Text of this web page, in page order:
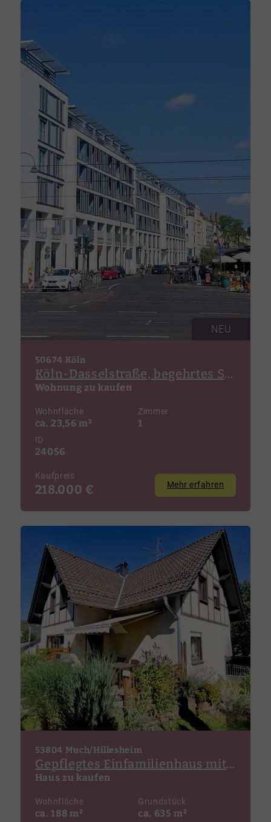
NEU
50674 Köln
Köln-Dasselstraße, begehrtes Studentenappartement in unmittelbarer Uni-Nähe!
Wohnung zu kaufen
Wohnfläche
ca. 23,56 m²
Zimmer
1
ID
24056
Kaufpreis
218.000 € Mehr erfahren
53804 Much/Hillesheim
Gepflegtes Einfamilienhaus mit Einliegerwohnung und Garage in Much-Hillesheim
Haus zu kaufen
Wohnfläche
ca. 188 m²
Grundstück
ca. 635 m²